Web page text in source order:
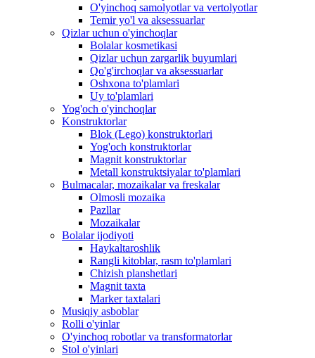
O'yinchoq samolyotlar va vertolyotlar
Temir yo'l va aksessuarlar
Qizlar uchun o'yinchoqlar
Bolalar kosmetikasi
Qizlar uchun zargarlik buyumlari
Qo'g'irchoqlar va aksessuarlar
Oshxona to'plamlari
Uy to'plamlari
Yog'och o'yinchoqlar
Konstruktorlar
Blok (Lego) konstruktorlari
Yog'och konstruktorlar
Magnit konstruktorlar
Metall konstruktsiyalar to'plamlari
Bulmacalar, mozaikalar va freskalar
Olmosli mozaika
Pazllar
Mozaikalar
Bolalar ijodiyoti
Haykaltaroshlik
Rangli kitoblar, rasm to'plamlari
Chizish planshetlari
Magnit taxta
Marker taxtalari
Musiqiy asboblar
Rolli o'yinlar
O'yinchoq robotlar va transformatorlar
Stol o'yinlari